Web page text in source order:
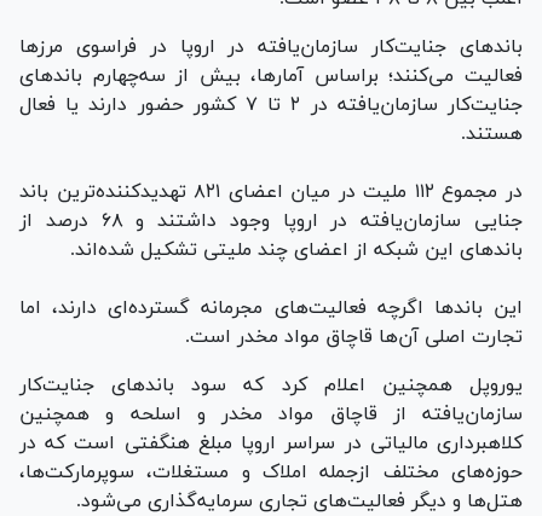
باند‌های جنایت‌کار سازمان‌یافته در اروپا در فراسوی مرز‌ها
فعالیت می‌کنند؛ براساس آمارها، بیش از سه‌چهارم باند‌های
جنایت‌کار سازمان‌یافته در ۲ تا ۷ کشور حضور دارند یا فعال
هستند.
در مجموع ۱۱۲ ملیت در میان اعضای ۸۲۱ تهدیدکننده‌ترین باند
جنایی سازمان‌یافته در اروپا وجود داشتند و ۶۸ درصد از
باند‌های این شبکه از اعضای چند ملیتی تشکیل شده‌اند.
این باند‌ها اگرچه فعالیت‌های مجرمانه گسترده‌ای دارند، اما
تجارت اصلی آن‌ها قاچاق مواد مخدر است.
یوروپل همچنین اعلام کرد که سود باند‌های جنایت‌کار
سازمان‌یافته از قاچاق مواد مخدر و اسلحه و همچنین
کلاهبرداری مالیاتی در سراسر اروپا مبلغ هنگفتی است که در
حوزه‌های مختلف ازجمله املاک و مستغلات، سوپرمارکت‌ها،
هتل‌ها و دیگر فعالیت‌های تجاری سرمایه‌گذاری می‌شود.